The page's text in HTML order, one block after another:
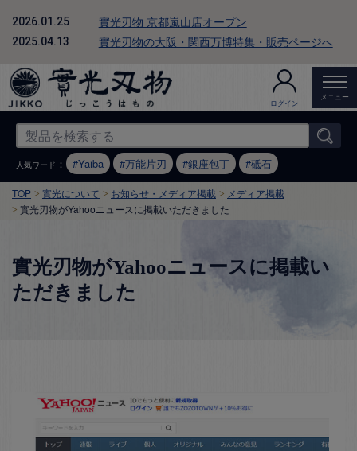
2026.01.25 實光刃物 京都嵐山店オープン
2025.04.13 實光刃物の大阪・関西万博特集・販売ページへ
ログイン
メニュー
人気ワード ： Yaiba 万能片刃 銀座包丁 砥石
TOP 實光について お知らせ・メディア掲載
メディア掲載
實光刃物がYahooニュースに掲載いただきました
實光刃物がYahooニュースに掲載い
ただきました